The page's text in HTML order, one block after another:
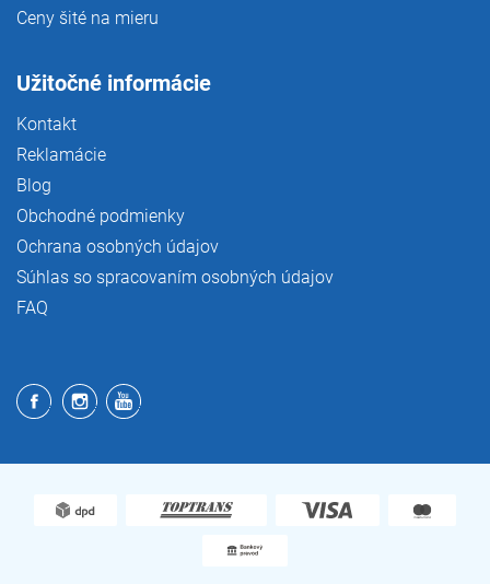
Ceny šité na mieru
Užitočné informácie
Kontakt
Reklamácie
Blog
Obchodné podmienky
Ochrana osobných údajov
Súhlas so spracovaním osobných údajov
FAQ